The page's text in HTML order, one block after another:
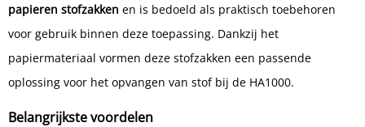
papieren stofzakken en is bedoeld als praktisch toebehoren
voor gebruik binnen deze toepassing. Dankzij het
papiermateriaal vormen deze stofzakken een passende
oplossing voor het opvangen van stof bij de HA1000.
Belangrijkste voordelen